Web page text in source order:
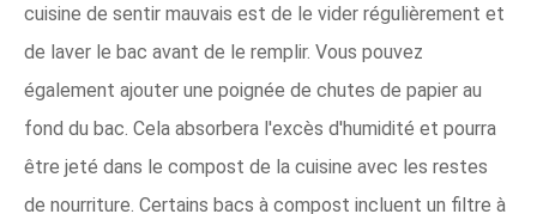
cuisine de sentir mauvais est de le vider régulièrement et
de laver le bac avant de le remplir. Vous pouvez
également ajouter une poignée de chutes de papier au
fond du bac. Cela absorbera l'excès d'humidité et pourra
être jeté dans le compost de la cuisine avec les restes
de nourriture. Certains bacs à compost incluent un filtre à